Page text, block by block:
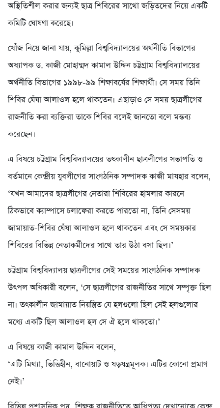
অস্থিতিশীল করার জন্যই ছাত্র শিবিরের সাথো জড়িতদের নিয়ে একটি
কমিটি ঘোষণা করেছে।
খোঁজ নিয়ে জানা যায়, কুমিল্লা বিশ্ববিদ্যালয়ের অর্থনীতি বিভাগের
অধ্যাপক ড. কাজী মোহাম্মদ কামাল উদ্দিন চট্টগ্রাম বিশ্ববিদ্যালয়ের
অর্থনীতি বিভাগের ১৯৯৮-৯৯ শিক্ষাবর্ষের শিক্ষার্থী। সে সময় তিনি
শিবির ঘেঁষা আলাওল হলে থাকতেন। এছাড়াও সে সময় ছাত্রলীগের
রাজনীতি করা ব্যক্তিরা তাকে শিবির বলেই জানতো বলে মন্তব্য
করেছেন।
এ বিষয়ে চট্টগ্রাম বিশ্ববিদ্যালয়ের তৎকালীন ছাত্রলীগের সভাপতি ও
বর্তমানে কেন্দ্রীয় যুবলীগের সাংগঠনিক সম্পাদক কাজী মাযহার বলেন,
‘যখন আমাদের ছাত্রলীগের নেতারা শিবিরের হামলার কারনে
ঠিকভাবে ক্যাম্পাসে চলাফেরা করতে পারতো না, তিনি সেসময়
জামায়াত-শিবির ঘেঁষা আলাওল হলে থাকতেন এবং সে সময়কার
শিবিরের বিভিন্ন নেতাকর্মীদের সাথে তার উঠা বসা ছিল।’
চট্টগ্রাম বিশ্ববিদ্যালয় ছাত্রলীগের সেই সময়ের সাংগঠনিক সম্পাদক
উৎপল অধিকারী বলেন, ‘সে ছাত্রলীগের রাজনীতির সাথে সম্পৃক্ত ছিল
না। তৎকালীন জামায়াত নিয়ন্ত্রিত যে হলগুলো ছিল সেই হলগুলোর
মধ্যে একটি ছিল আলাওল হল সে ঐ হলে থাকতো।’
এ বিষয়ে কাজী কামাল উদ্দিন বলেন,
‘এটি মিথ্যা, ভিত্তিহীন, বানোয়াট ও ষড়যন্ত্রমূলক। এটির কোনো প্রমাণ
নেই।’